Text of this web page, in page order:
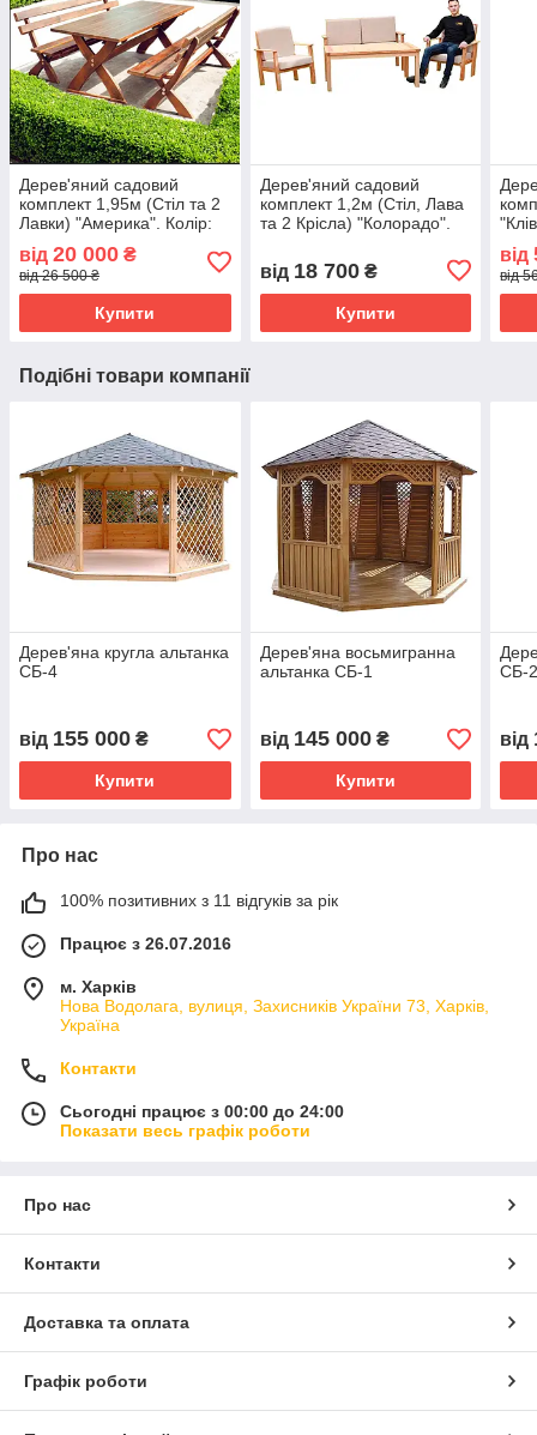
Дерев'яний садовий
комплект 1,95м (Стіл та 2
Лавки) "Америка". Колір:
від 20 000 ₴
від 26 500 ₴
Купити
Дерев'яний садовий
комплект 1,2м (Стіл, Лава
та 2 Крісла) "Колорадо".
від 18 700₴
Купити
від
від
Подібні товари компанії
Дерев'яна кругла альтанка
СБ-4
від 155 000 ₴
Купити
Дерев'яна восьмигранна
альтанка СБ-1
від 145 000₴
Купити
СБ-
від
Про нас
100% позитивних з 11 відгуків за рік
Працює з 26.07.2016
м. Харків
Нова Водолага, вулиця, Захисників України 73, Харків,
Україна
Контакти
Сьогодні працює з 00:00 до 24:00
Показати весь графік роботи
Про нас
Контакти
Доставка та оплата
Графік роботи